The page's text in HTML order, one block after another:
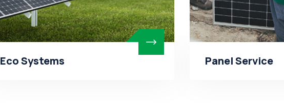
Eco Systems Panel Service